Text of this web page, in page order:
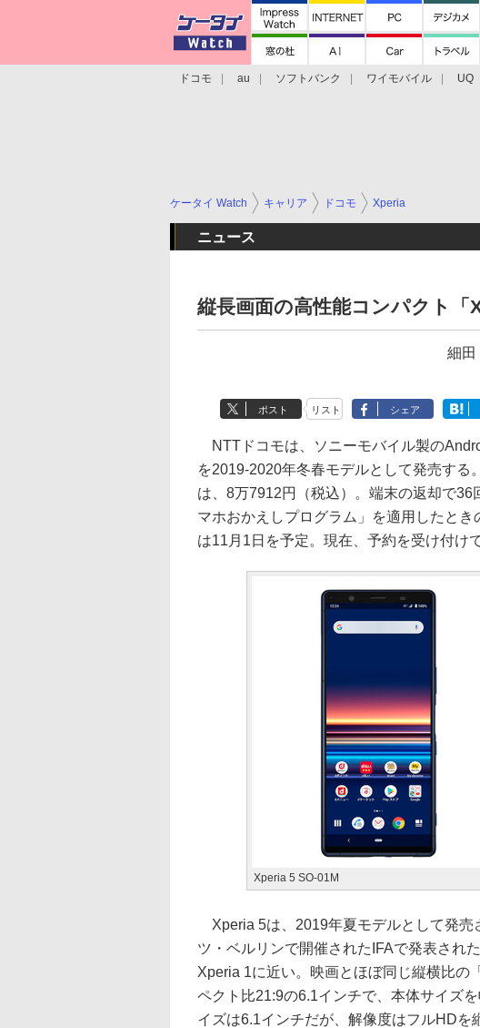
ドコモ au ソフトバンク ワイモバイル UQ
ケータイ Watch キャリア ドコモ Xperia
ニュース
縦長画面の高性能コンパクト「
細田
ポスト リスト シェア
NTTドコモは、ソニーモバイル製の
を2019-2020年冬春モデルとして発売する
は、8万7912円（税込）。端末の返却で
マホおかえしプログラム」を適用したと
は11月1日を予定。現在、予約を受け付け
Xperia 5 SO-01M
Xperia 5は、2019年夏モデルとして発売
ツ・ベルリンで開催されたIFAで発表され
Xperia 1に近い。映画とほぼ同じ縦横比の
ペクト比21:9の6.1インチで、本体サイズ
イズは6.1インチだが、解像度はフルHD